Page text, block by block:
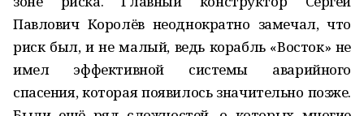
Павлович Королёв неоднократно замечал, что
риск был, и не малый, ведь корабль «Восток» не
имел эффективной системы аварийного
спасения, которая появилось значительно позже.